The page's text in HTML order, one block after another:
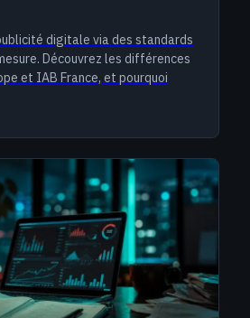
digitale via des standards
Découvrez les différences
et IAB France, et pourquoi